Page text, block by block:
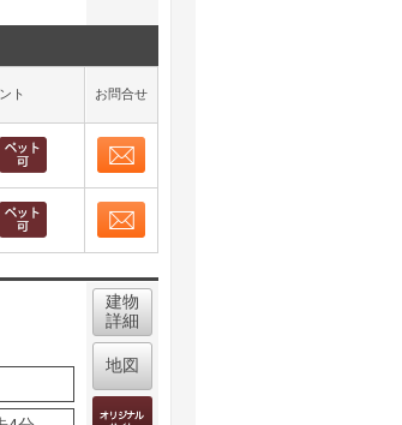
ト お問合せ
建物
詳細
地図